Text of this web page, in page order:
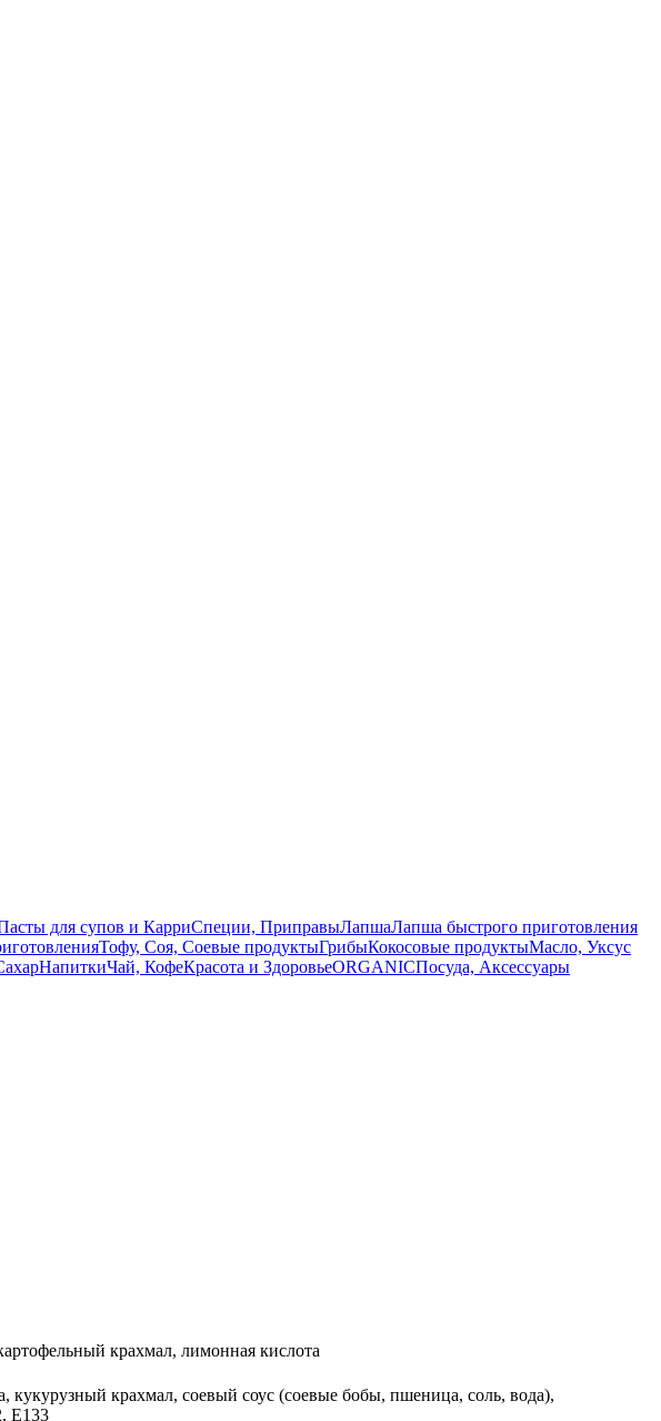
для супов и КарриСпеции, ПриправыЛапшаЛапша быстрого приготовления
Тофу, Соя, Соевые продуктыГрибыКокосовые продуктыМасло, Уксус
НапиткиЧай, КофеКрасота и ЗдоровьеORGANICПосуда, Аксессуары
крахмал, лимонная кислота
кукурузный крахмал, соевый соус (соевые бобы, пшеница, соль, вода),
Е133